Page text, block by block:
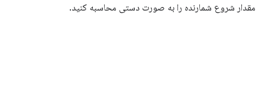
مقدار شروع شمارنده را به صورت دستی محاسبه کنید.